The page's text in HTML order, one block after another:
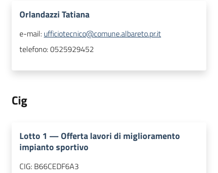
Orlandazzi Tatiana
e-mail: ufficiotecnico@comune.albareto.pr.it
telefono:0525929452
Cig
Lotto 1 —Offerta lavori di miglioramento
impianto sportivo
CIG: B66CEDF6A3